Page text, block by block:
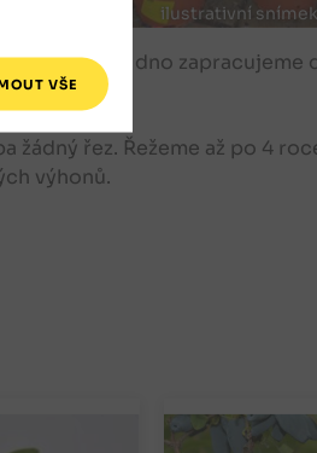
ilustrativní snímek
cm, na jejíž dno zapracujeme
žádný řez. Řežeme až po 4
výhonů.